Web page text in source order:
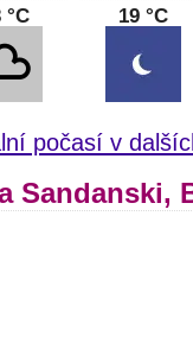
°C 19 °C
počasí v
Sandanski,